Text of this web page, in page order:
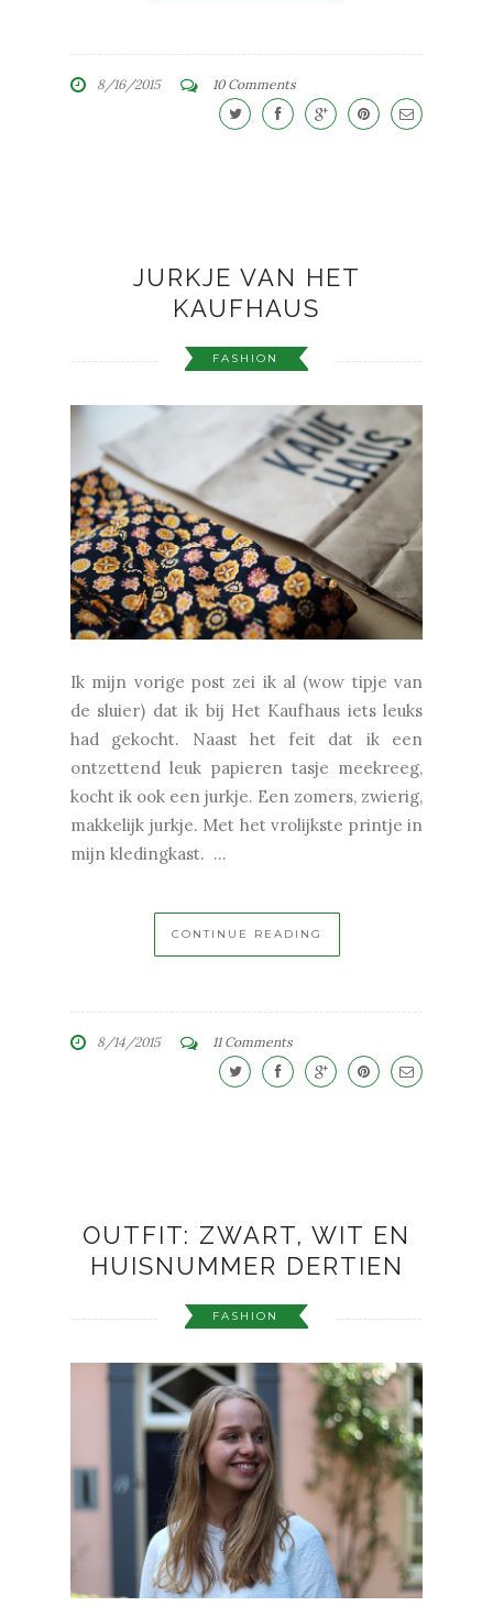
8/16/2015 10 Comments
JURKJE VAN HET
KAUFHAUS
FASHION
Ik mijn vorige post zei ik al (wow tipje van
de sluier) dat ik bij Het Kaufhaus iets leuks
had gekocht. Naast het feit dat ik een
ontzettend leuk papieren tasje meekreeg,
kocht ik ook een jurkje. Een zomers, zwierig,
makkelijk jurkje. Met het vrolijkste printje in
mijn kledingkast. ...
CONTINUE READING
8/14/2015 11 Comments
OUTFIT: ZWART, WIT EN
HUISNUMMER DERTIEN
FASHION